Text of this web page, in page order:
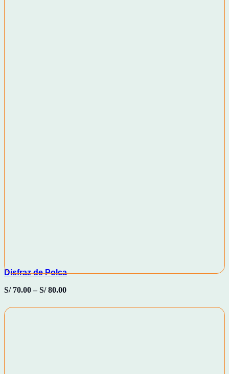
Disfraz de Polca
S/70.00–S/80.00